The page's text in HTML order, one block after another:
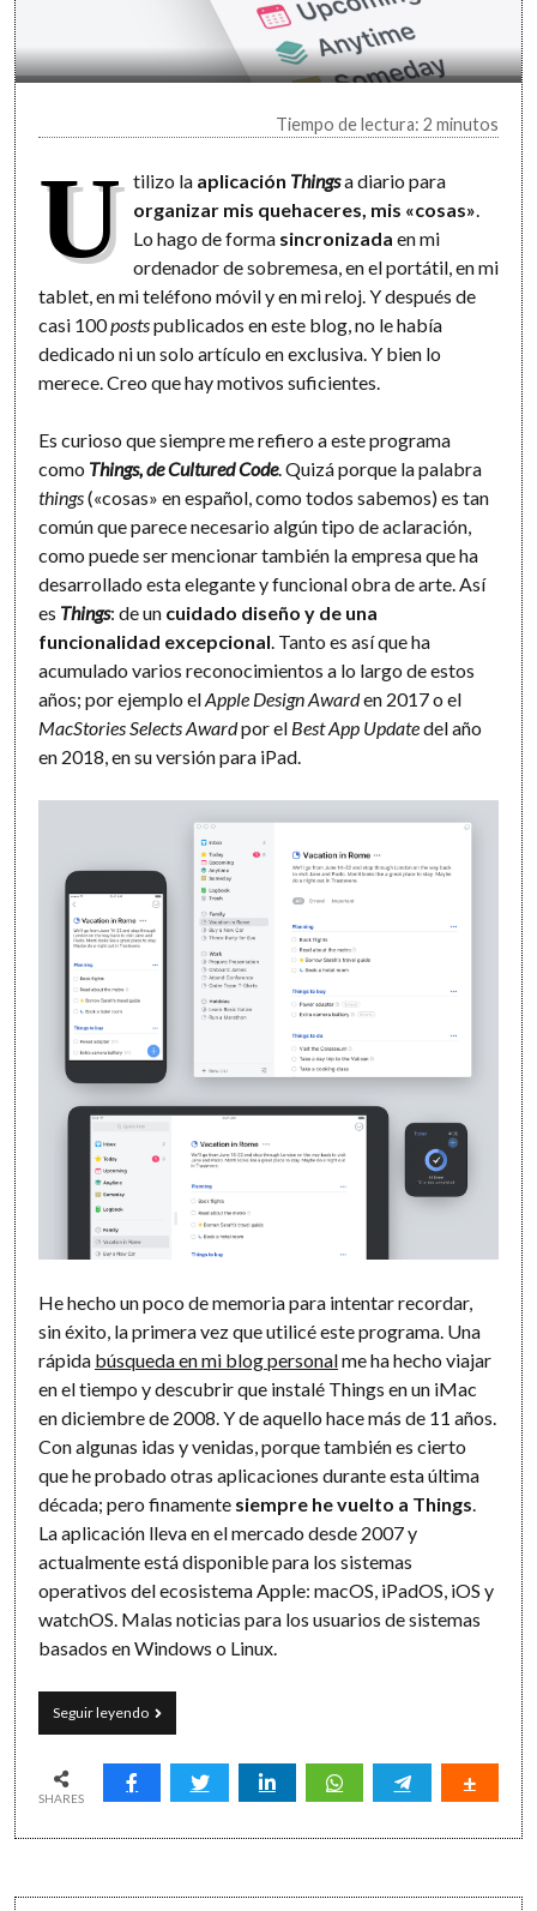
Tiempo de lectura: 2 minutos
U tilizo la aplicación Thingsa diario para
organizar mis quehaceres, mis «cosas»
Lo hago de forma sincronizada en mi
ordenador de sobremesa, en el portátil, en mi
tablet, en mi teléfono móvil y en mi reloj. Y después de
casi 100postspublicados en este blog, no le había
dedicado ni un solo artículo en exclusiva. Y bien lo
merece. Creo que hay motivos suficientes.
Es curioso que siempre me refiero a este programa
como Things, de Cultured Code. Quizá porque la palabra
things(«cosas» en español, como todos sabemos) es tan
común que parece necesario algún tipo de aclaración,
como puede ser mencionar también la empresa que ha
desarrollado esta elegante y funcional obra de arte. Así
es Things: de un cuidado diseño y de una
funcionalidad excepcional . Tanto es así que ha
acumulado varios reconocimientos a lo largo de estos
años; por ejemplo elApple Design Awarden 2017 o el
MacStories Selects Awardpor el Best App Updatedel año
en 2018, en su versión para iPad.
He hecho un poco de memoria para intentar recordar,
sin éxito, la primera vez que utilicé este programa. Una
rápida búsqueda en mi blog personalme ha hecho viajar
en el tiempo y descubrir que instalé Things en un iMac
en diciembre de 2008. Y de aquello hace más de 11 años.
Con algunas idas y venidas, porque también es cierto
que he probado otras aplicaciones durante esta última
década; pero finamente siempre he vuelto a Things.
La aplicación lleva en el mercado desde 2007 y
actualmente está disponible para los sistemas
operativos del ecosistema Apple: macOS, iPadOS, iOS y
watchOS. Malas noticias para los usuarios de sistemas
basados en Windows o Linux.
Seguir leyendoThings
y
SHARES